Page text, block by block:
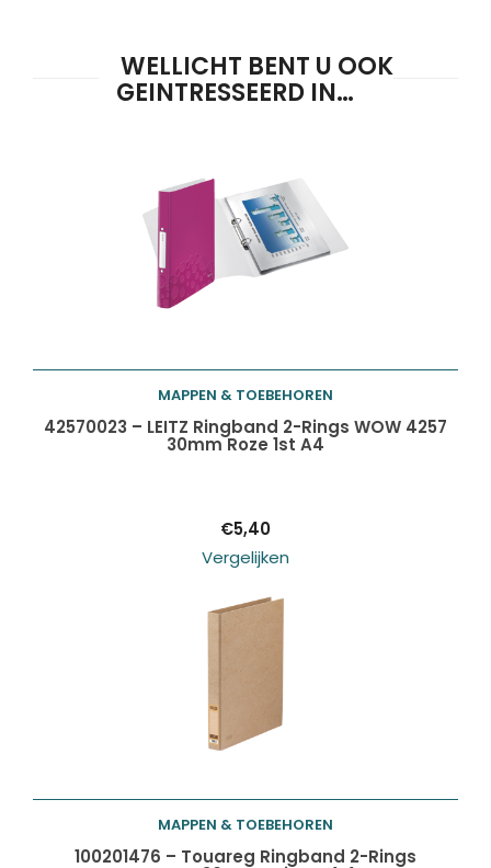
WELLICHT BENT U OOK
GEINTRESSEERD IN…
Toevoegen aan
MAPPEN & TOEBEHOREN
42570023 – LEITZ Ringband 2-Rings WOW 4257
30mm Roze 1st A4
€5,40
Vergelijken
Toevoegen aan
MAPPEN & TOEBEHOREN
100201476 – Touareg Ringband 2-Rings